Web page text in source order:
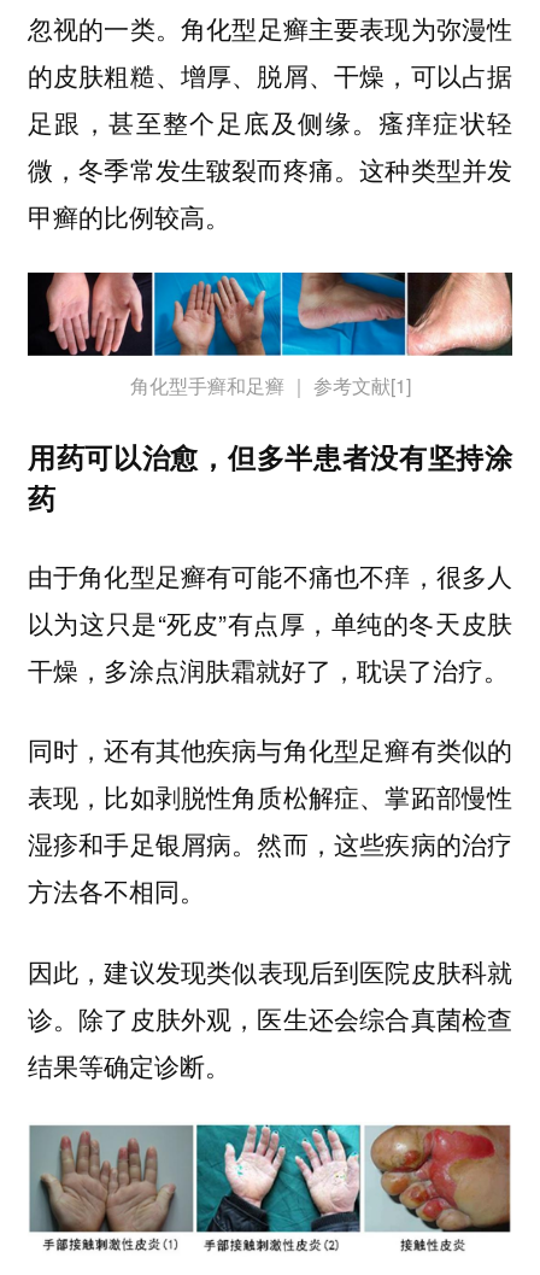
忽视的一类。 角化型足癣主要表现为弥漫性
的皮肤粗糙、增厚、脱屑、干燥 ，可以占据
足跟，甚至整个足底及侧缘。瘙痒症状轻
微，冬季常发生皲裂而疼痛。这种类型并发
甲癣的比例较高。
角化型手癣和足癣 ｜ 参考文献[1]
用药可以治愈，但多半患者没有坚持涂
药
由于角化型足癣有可能不痛也不痒，很多人
以为这只是“死皮”有点厚，单纯的冬天皮肤
干燥，多涂点润肤霜就好了，耽误了治疗。
同时，还有其他疾病与角化型足癣有类似的
表现，比如剥脱性角质松解症、掌跖部慢性
湿疹和手足银屑病。然而，这些疾病的治疗
方法各不相同。
因此，建议发现类似表现后到医院皮肤科就
诊。除了皮肤外观，医生还会综合真菌检查
结果等确定诊断。